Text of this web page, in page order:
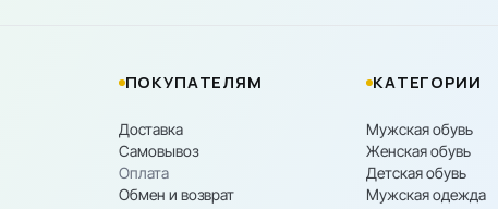
ПОКУПАТЕЛЯМ
Доставка
Самовывоз
Оплата
Обмен и возврат
КАТЕГОРИИ
Мужская обувь
Женская обувь
Детская обувь
Мужская одежда